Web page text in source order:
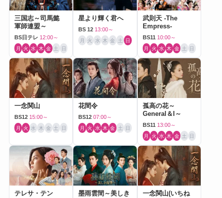
三国志～司馬懿
軍師連盟～
BS日テレ 12:00～
月 火 水 木 金 土 日
星より輝く君へ
BS 12 13:00～
月 火 水 木 金 土 日
武則天 -The
Empress-
BS11 10:00～
月 火 水 木 金 土 日
一念関山
BS12 15:00～
月 火 水 木 金 土 日
花間令
BS12 07:00～
月 火 水 木 金 土 日
孤高の花～
General＆I～
BS11 13:00～
月 火 水 木 金 土 日
テレサ・テン
墨雨雲間～美しき
一念関山(いちね